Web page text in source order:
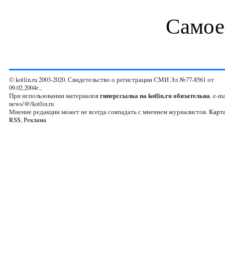
© kotlin.ru 2003-2020. Свидетельство о регистрации СМИ Эл №77-8561 от
09.02.2004г.,
При использовании материаловгиперссылка на kotlin.ru обязательна. e-
news/@/kotlin.ru
Мнение редакции может не всегда совпадать с мнением журналистов.
RSS,Реклама